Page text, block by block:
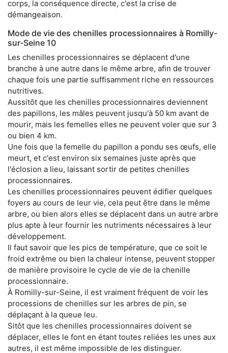
corps, la conséquence directe, c'est la crise de
démangeaison.
Mode de vie des chenilles processionnaires à Romilly-
sur-Seine 10
Les chenilles processionnaires se déplacent d'une
branche à une autre dans le même arbre, afin de trouver
chaque fois une partie suffisamment riche en ressources
nutritives.
Aussitôt que les chenilles processionnaires deviennent
des papillons, les mâles peuvent jusqu'à 50 km avant de
mourir, mais les femelles elles ne peuvent voler que sur 3
ou bien 4 km.
Une fois que la femelle du papillon a pondu ses œufs, elle
meurt, et c'est environ six semaines juste après que
l'éclosion a lieu, laissant sortir de petites chenilles
processionnaires.
Les chenilles processionnaires peuvent édifier quelques
foyers au cours de leur vie, cela peut être dans le même
arbre, ou bien alors elles se déplacent dans un autre arbre
plus apte à leur fournir les nutriments nécessaires à leur
développement.
Il faut savoir que les pics de température, que ce soit le
froid extrême ou bien la chaleur intense, peuvent stopper
de manière provisoire le cycle de vie de la chenille
processionnaire.
À Romilly-sur-Seine, il est vraiment fréquent de voir les
processions de chenilles sur les arbres de pin, se
déplaçant à la queue leu.
Sitôt que les chenilles processionnaires doivent se
déplacer, elles le font en étant toutes reliées les unes aux
autres, il est même impossible de les distinguer.